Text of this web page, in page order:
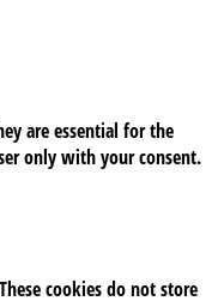
are essential for the
only with your consent.
cookies do not store